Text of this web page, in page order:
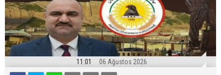
11:01 06 Ağustos 2026